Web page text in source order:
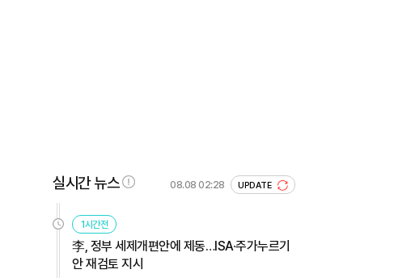
실시간 뉴스 08.08 02:28 UPDATE
1시간전
李, 정부 세제개편안에 제동…ISA·주가누르기
안 재검토 지시